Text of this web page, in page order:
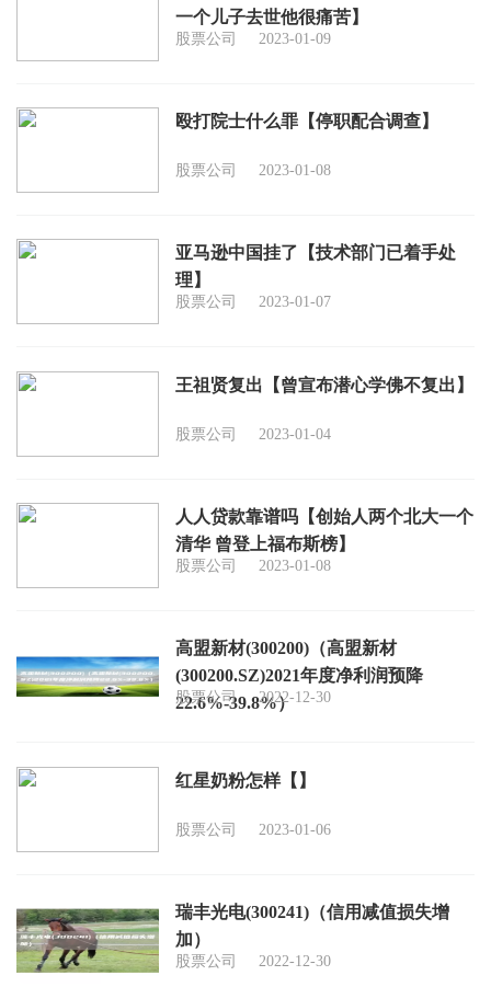
一个儿子去世他很痛苦】
股票公司 2023-01-09
殴打院士什么罪【停职配合调查】
股票公司 2023-01-08
亚马逊中国挂了【技术部门已着手处
理】
股票公司 2023-01-07
王祖贤复出【曾宣布潜心学佛不复出】
股票公司 2023-01-04
人人贷款靠谱吗【创始人两个北大一个
清华 曾登上福布斯榜】
股票公司 2023-01-08
高盟新材(300200)（高盟新材
(300200.SZ)2021年度净利润预降
22.6%-39.8%）
股票公司 2022-12-30
红星奶粉怎样【】
股票公司 2023-01-06
瑞丰光电(300241)（信用减值损失增
加）
股票公司 2022-12-30